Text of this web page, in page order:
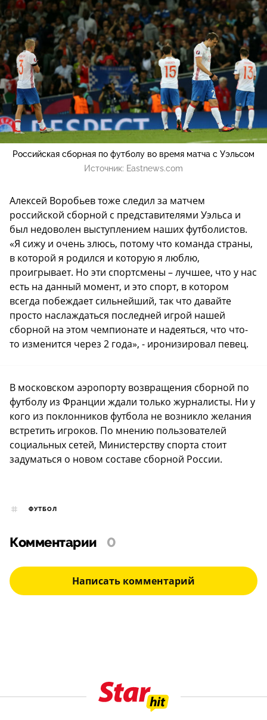
Российская сборная по футболу во время матча с Уэльсом
Источник: Eastnews.com
Алексей Воробьев тоже следил за матчем
российской сборной с представителями Уэльса и
был недоволен выступлением наших футболистов.
«Я сижу и очень злюсь, потому что команда страны,
в которой я родился и которую я люблю,
проигрывает. Но эти спортсмены – лучшее, что у нас
есть на данный момент, и это спорт, в котором
всегда побеждает сильнейший, так что давайте
просто наслаждаться последней игрой нашей
сборной на этом чемпионате и надеяться, что что-
то изменится через 2 года», - иронизировал певец.
В московском аэропорту возвращения сборной по
футболу из Франции ждали только журналисты. Ни у
кого из поклонников футбола не возникло желания
встретить игроков. По мнению пользователей
социальных сетей, Министерству спорта стоит
задуматься о новом составе сборной России.
ФУТБОЛ
Комментарии 0
Написать комментарий